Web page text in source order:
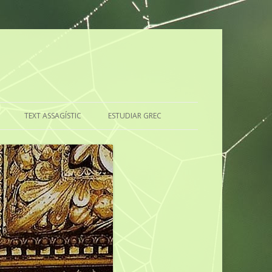
TEXT ASSAGÍSTIC
CUI PRODEST?
DEL LLATÍ, QUÈ EN PENSO?
PAGA LA PENA ESTUDIAR LLATÍ?
EL LLATÍ, MARE DE MOLTES DE
LES LLENGÜES EUROPEES
ACTUALS
ESTUDIAR GREC